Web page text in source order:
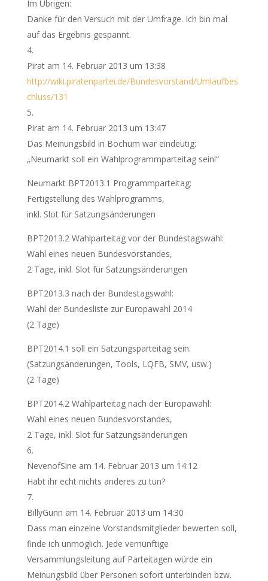
Im Übrigen:
Danke für den Versuch mit der Umfrage. Ich bin mal
auf das Ergebnis gespannt.
Pirat am 14. Februar 2013 um 13:38
http://wiki.piratenpartei.de/Bundesvorstand/Umlaufbes
chluss/131
Pirat am 14. Februar 2013 um 13:47
Das Meinungsbild in Bochum war eindeutig:
„Neumarkt soll ein Wahlprogrammparteitag sein!“
Neumarkt BPT2013.1 Programmparteitag:
Fertigstellung des Wahlprogramms,
inkl. Slot für Satzungsänderungen
BPT2013.2 Wahlparteitag vor der Bundestagswahl:
Wahl eines neuen Bundesvorstandes,
2 Tage, inkl. Slot für Satzungsänderungen
BPT2013.3 nach der Bundestagswahl:
Wahl der Bundesliste zur Europawahl 2014
(2 Tage)
BPT2014.1 soll ein Satzungsparteitag sein.
(Satzungsänderungen, Tools, LQFB, SMV, usw.)
(2 Tage)
BPT2014.2 Wahlparteitag nach der Europawahl:
Wahl eines neuen Bundesvorstandes,
2 Tage, inkl. Slot für Satzungsänderungen
NevenofSine am 14. Februar 2013 um 14:12
Habt ihr echt nichts anderes zu tun?
BillyGunn am 14. Februar 2013 um 14:30
Dass man einzelne Vorstandsmitglieder bewerten soll,
finde ich unmöglich. Jede vernünftige
Versammlungsleitung auf Parteitagen würde ein
Meinungsbild über Personen sofort unterbinden bzw.